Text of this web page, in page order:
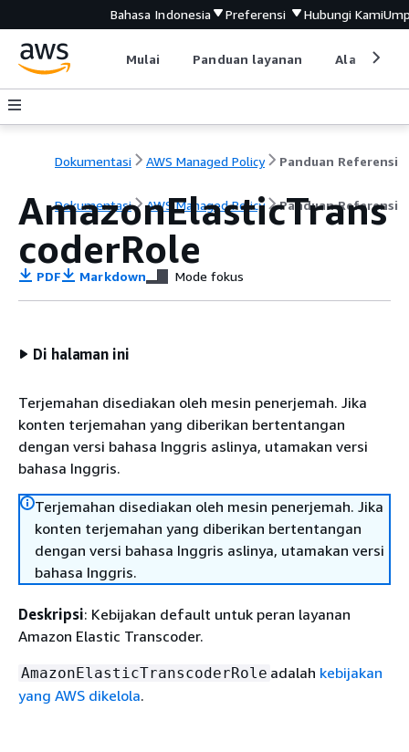
Bahasa Indonesia Preferensi Hubungi Kami
Mulai Panduan layanan Alat
Dokumentasi AWS Managed Policy Panduan Referensi
Dokumentasi AWS Managed Policy Panduan Referensi
AmazonElasticTrans
coderRole
PDF Markdown Mode fokus
Di halaman ini
Terjemahan disediakan oleh mesin penerjemah. Jika
konten terjemahan yang diberikan bertentangan
dengan versi bahasa Inggris aslinya, utamakan versi
bahasa Inggris.
Terjemahan disediakan oleh mesin penerjemah. Jika
konten terjemahan yang diberikan bertentangan
dengan versi bahasa Inggris aslinya, utamakan versi
bahasa Inggris.
Deskripsi: Kebijakan default untuk peran layanan
Amazon Elastic Transcoder.
AmazonElasticTranscoderRole adalah kebijakan
yang AWS dikelola.